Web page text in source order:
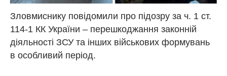
Зловмиснику повідомили про підозру за ч. 1 ст.
114-1 КК України – перешкоджання законній
діяльності ЗСУ та інших військових формувань
в особливий період.